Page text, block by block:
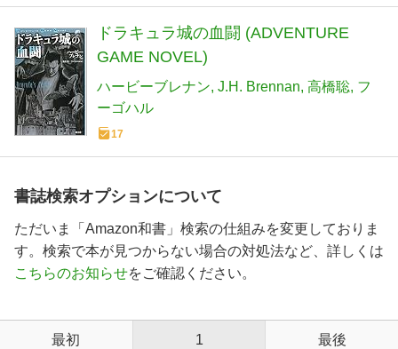
ドラキュラ城の血闘 (ADVENTURE
GAME NOVEL)
ハービーブレナン J.H. Brennan 高橋聡 フ
ーゴハル
17
書誌検索オプションについて
ただいま「Amazon和書」検索の仕組みを変更しておりま
す。検索で本が見つからない場合の対処法など、詳しくは
こちらのお知らせをご確認ください。
最初 1 最後